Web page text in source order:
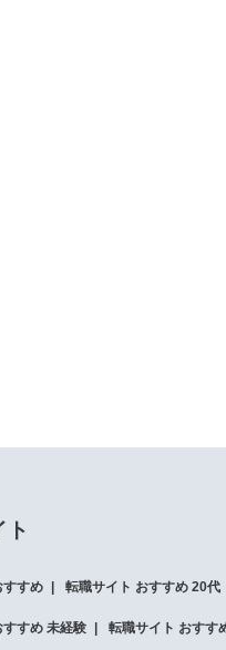
ト
すすめ 転職サイト おすすめ 20代
すめ 未経験 転職サイト おすす